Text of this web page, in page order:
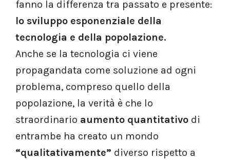
fanno la differenza tra passato e presente:
lo sviluppo esponenziale della
tecnologia e della popolazione.
Anche se la tecnologia ci viene
propagandata come soluzione ad ogni
problema, compreso quello della
popolazione, la verità è che lo
straordinario aumento quantitativo di
entrambe ha creato un mondo
“qualitativamente” diverso rispetto a